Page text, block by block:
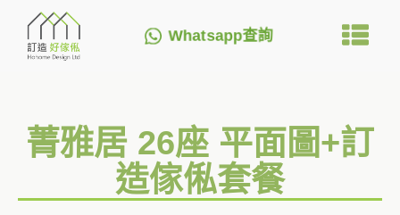
Whatsapp查詢
菁雅居 26座 平面圖+訂
造傢俬套餐